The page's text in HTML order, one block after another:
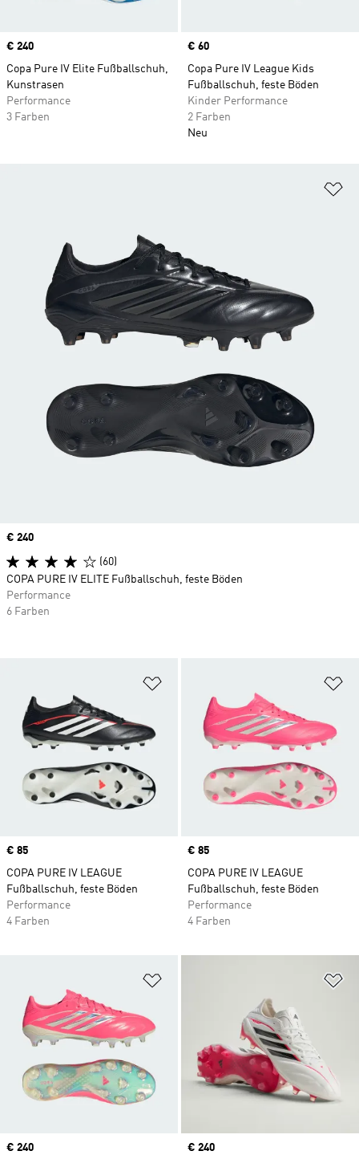
Price
€ 240
Copa Pure IV Elite Fußballschuh,
Kunstrasen
Performance
3 Farben
Price
€ 60
Copa Pure IV League Kids
Fußballschuh, feste Böden
Kinder Performance
2 Farben
Neu
Price
€ 85
COPA PURE IV LEAGUE
Fußballschuh, feste Böden
Performance
4 Farben
Price
€ 85
COPA PURE IV LEAGUE
Fußballschuh, feste Böden
Performance
4 Farben
Zur Wunschliste hinzufügen
Price
€ 240
Price
€ 240
Price
€ 240
(60)
COPA PURE IV ELITE Fußballschuh, feste Böden
Performance
6 Farben